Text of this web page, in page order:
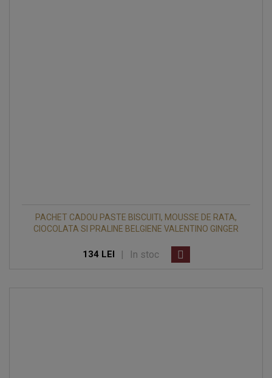
PACHET CADOU PASTE BISCUITI, MOUSSE DE RATA,
CIOCOLATA SI PRALINE BELGIENE VALENTINO GINGER
134 LEI | In stoc